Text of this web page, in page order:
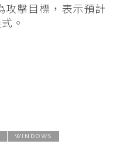
擊目標，表示預計
。
WINDOWS